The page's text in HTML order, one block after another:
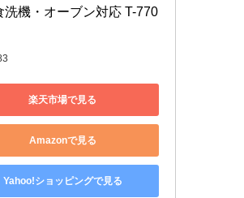
洗機・オーブン対応 T-770
楽天市場で見る
Amazonで見る
Yahoo!ショッピングで見る